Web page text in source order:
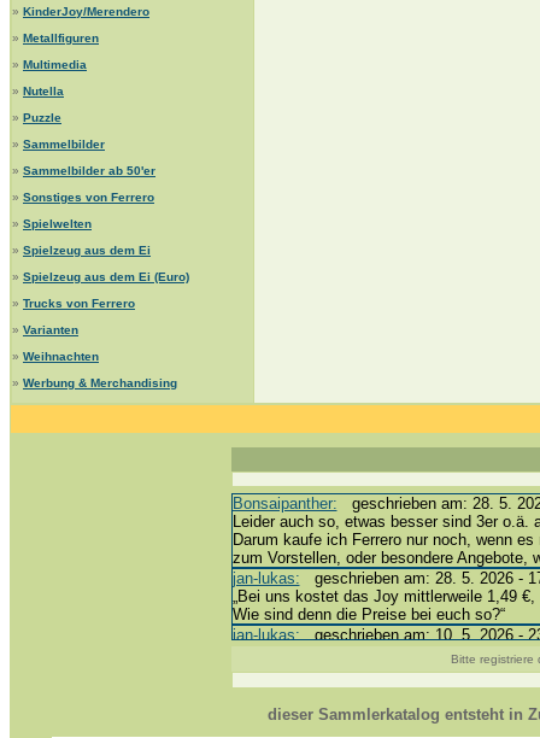
» KinderJoy/Merendero
» Metallfiguren
» Multimedia
» Nutella
» Puzzle
» Sammelbilder
» Sammelbilder ab 50'er
» Sonstiges von Ferrero
» Spielwelten
» Spielzeug aus dem Ei
» Spielzeug aus dem Ei (Euro)
» Trucks von Ferrero
» Varianten
» Weihnachten
» Werbung & Merchandising
Bonsaipanther: geschrieben am: 28. 5.
Leider auch so, etwas besser sind 3er o.ä.
Darum kaufe ich Ferrero nur noch, wenn
zum Vorstellen, oder besondere Angebote,
jan-lukas: geschrieben am: 28. 5. 2026 -
„Bei uns kostet das Joy mittlerweile 1,49
Wie sind denn die Preise bei euch so?“
jan-lukas:geschrieben am: 10. 5. 2026 -
Bonsaipanther:geschrieben am: 10. 5.
@ Harald
https://www.ue-ei-portal-
Dein Enkel sollte zur Strafe die nächsten
Bitte registriere
dieser Sammlerkatalog entsteht in